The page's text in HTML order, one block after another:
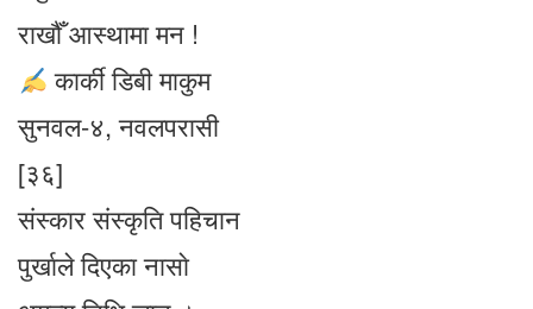
राखौँ आस्थामा मन !
कार्की डिबी माकुम
सुनवल-४, नवलपरासी
[३६]
संस्कार संस्कृति पहिचान
पुर्खाले दिएका नासाे